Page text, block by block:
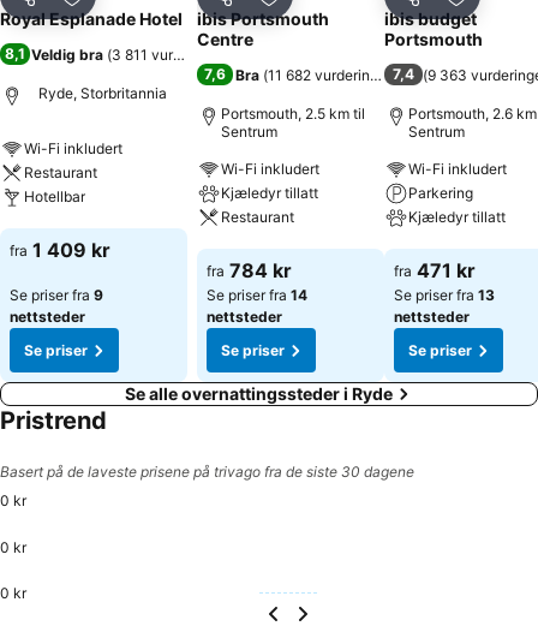
Del Legg til i favoritter
Royal Esplanade Hotel
8,1 Veldig bra (3 811 vurderinger
Ryde, Storbritannia
Wi-Fi inkludert
Restaurant
Hotellbar
Se priser
fra 1 409 kr
Se priser fra 9
nettsteder
Se priser
Del Legg til i favoritter
ibis Portsmouth
Centre
7,6 Bra (11 682 vurderinger )
Portsmouth, 2.5 km til
Sentrum
Wi-Fi inkludert
Kjæledyr tillatt
Restaurant
Se priser
fra 784 kr
Se priser fra 14
nettsteder
Se priser
Del Legg til
ibis budget
Portsmouth
7,4 (9 363
Portsmouth, 2.6
Sentrum
Wi-Fi inkludert
Parkering
Kjæledyr tillatt
Se priser
fra 471 kr
Se priser fra 13
nettsteder
Se priser
Se alle overnattingssteder i Ryde
Pristrend
Basert på de laveste prisene på trivago fra de siste 30 dagene
0 kr
0 kr
0 kr